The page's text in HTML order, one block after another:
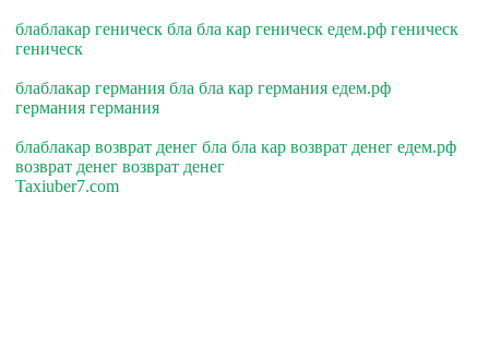
блаблакар геническ бла бла кар геническ едем.рф геническ
геническ
блаблакар германия бла бла кар германия едем.рф
германия германия
блаблакар возврат денег бла бла кар возврат денег едем.рф
возврат денег возврат денег
Taxiuber7.com